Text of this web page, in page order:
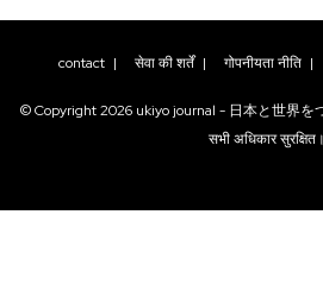
contact | सेवा की शर्तें | गोपनीयता नीति |
© Copyright2026 ukiyo journal - 日本と世界を
सभी अधिकार सुरक्षित।